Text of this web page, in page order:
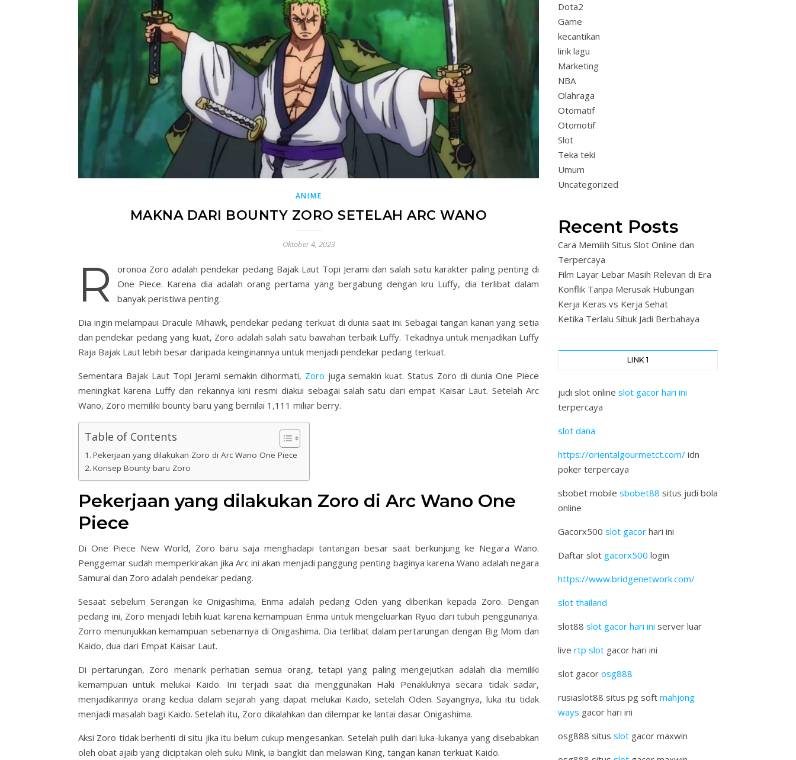
ANIME
MAKNA DARI BOUNTY ZORO SETELAH ARC WANO
Oktober 4, 2023
R
oronoa Zoro adalah pendekar pedang Bajak Laut Topi Jerami dan salah satu karakter paling penting di
One Piece. Karena dia adalah orang pertama yang bergabung dengan kru Luffy, dia terlibat dalam
banyak peristiwa penting.
Dia ingin melampaui Dracule Mihawk, pendekar pedang terkuat di dunia saat ini. Sebagai tangan kanan yang setia
dan pendekar pedang yang kuat, Zoro adalah salah satu bawahan terbaik Luffy. Tekadnya untuk menjadikan Luffy
Raja Bajak Laut lebih besar daripada keinginannya untuk menjadi pendekar pedang terkuat.
Sementara Bajak Laut Topi Jerami semakin dihormati, Zoro juga semakin kuat. Status Zoro di dunia One Piece
meningkat karena Luffy dan rekannya kini resmi diakui sebagai salah satu dari empat Kaisar Laut. Setelah Arc
Wano, Zoro memiliki bounty baru yang bernilai 1,111 miliar berry.
Table of Contents
Pekerjaan yang dilakukan Zoro di Arc Wano One Piece
Konsep Bounty baru Zoro
Pekerjaan yang dilakukan Zoro di Arc Wano One
Piece
Di One Piece New World, Zoro baru saja menghadapi tantangan besar saat berkunjung ke Negara Wano.
Penggemar sudah memperkirakan jika Arc ini akan menjadi panggung penting baginya karena Wano adalah negara
Samurai dan Zoro adalah pendekar pedang.
Sesaat sebelum Serangan ke Onigashima, Enma adalah pedang Oden yang diberikan kepada Zoro. Dengan
pedang ini, Zoro menjadi lebih kuat karena kemampuan Enma untuk mengeluarkan Ryuo dari tubuh penggunanya.
Zorro menunjukkan kemampuan sebenarnya di Onigashima. Dia terlibat dalam pertarungan dengan Big Mom dan
Kaido, dua dari Empat Kaisar Laut.
Di pertarungan, Zoro menarik perhatian semua orang, tetapi yang paling mengejutkan adalah dia memiliki
kemampuan untuk melukai Kaido. Ini terjadi saat dia menggunakan Haki Penakluknya secara tidak sadar,
menjadikannya orang kedua dalam sejarah yang dapat melukai Kaido, setelah Oden. Sayangnya, luka itu tidak
menjadi masalah bagi Kaido. Setelah itu, Zoro dikalahkan dan dilempar ke lantai dasar Onigashima.
Aksi Zoro tidak berhenti di situ jika itu belum cukup mengesankan. Setelah pulih dari luka-lukanya yang disebabkan
oleh obat ajaib yang diciptakan oleh suku Mink, ia bangkit dan melawan King, tangan kanan terkuat Kaido.
Dota2
Game
kecantikan
lirik lagu
Marketing
NBA
Olahraga
Otomatif
Otomotif
Slot
Teka teki
Umum
Uncategorized
Recent Posts
Cara Memilih Situs Slot Online dan
Terpercaya
Film Layar Lebar Masih Relevan di Era
Konflik Tanpa Merusak Hubungan
Kerja Keras vs Kerja Sehat
Ketika Terlalu Sibuk Jadi Berbahaya
LINK 1
judi slot online slot gacor hari ini
terpercaya
slot dana
https://orientalgourmetct.com/ idn
poker terpercaya
sbobet mobile sbobet88 situs judi bola
online
Gacorx500 slot gacor hari ini
Daftar slot gacorx500 login
https://www.bridgenetwork.com/
slot thailand
slot88 slot gacor hari ini server luar
live rtp slot gacor hari ini
slot gacor osg888
rusiaslot88 situs pg soft mahjong
ways gacor hari ini
osg888 situs slot gacor maxwin